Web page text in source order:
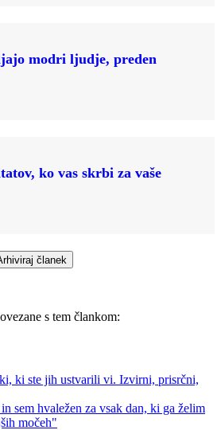
modri ljudje, preden
ko vas skrbi za vaše
članek
s tem člankom:
ki ste jih ustvarili vi. Izvirni, prisrčni,
sem hvaležen za vsak dan, ki ga želim
močeh"